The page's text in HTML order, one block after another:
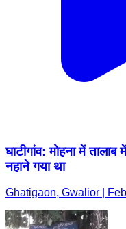
घाटीगांव: मोहना में
नहाने गया था
Ghatigaon, Gwalior |